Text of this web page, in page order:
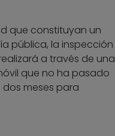
que constituyan un
pública, la inspección
a través de una
que no ha pasado
meses para